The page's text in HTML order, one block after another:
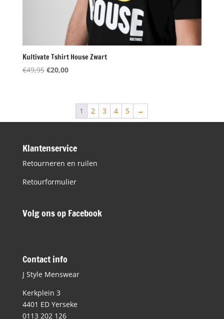
Kultivate Tshirt House Zwart
€49,95 Oorspronkelijke
€20,00Huidige
€20,00.
1 2 3 4 5 →
Klantenservice
Retourneren en ruilen
Retourformulier
Volg ons op Facebook
Contact info
J Style Menswear
Kerkplein 3
4401 ED Yerseke
0113 202 126